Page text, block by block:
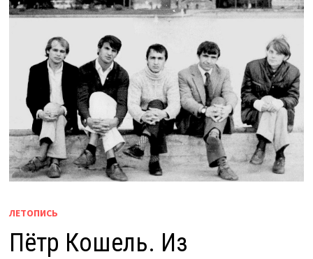
ЛЕТОПИСЬ
Пётр Кошель. Из